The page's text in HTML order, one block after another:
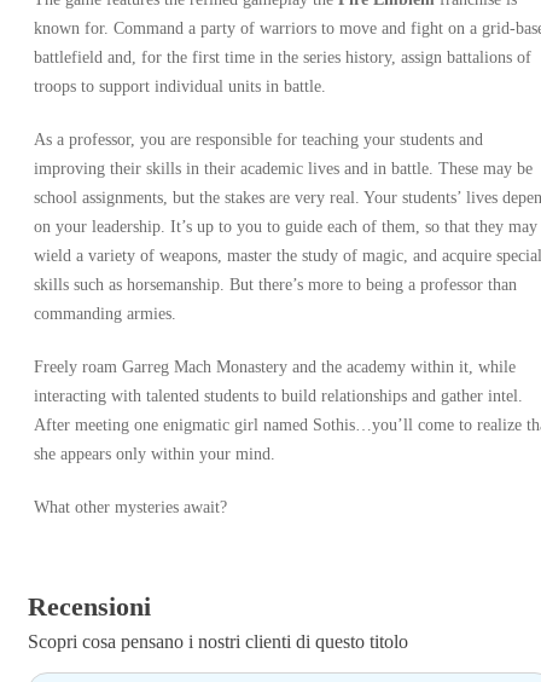
known for. Command a party of warriors to move and fight on a grid-
battlefield and, for the first time in the series history, assign battalions of
troops to support individual units in battle.
As a professor, you are responsible for teaching your students and
improving their skills in their academic lives and in battle. These may be
school assignments, but the stakes are very real. Your students’ lives
on your leadership. It’s up to you to guide each of them, so that they may
wield a variety of weapons, master the study of magic, and acquire special
skills such as horsemanship. But there’s more to being a professor than
commanding armies.
Freely roam Garreg Mach Monastery and the academy within it, while
interacting with talented students to build relationships and gather intel.
After meeting one enigmatic girl named Sothis…you’ll come to realize
she appears only within your mind.
What other mysteries await?
Recensioni
Scopri cosa pensano i nostri clienti di questo titolo